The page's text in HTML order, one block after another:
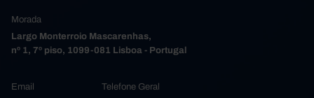
Morada
Largo Monterroio Mascarenhas,
nº 1, 7º piso, 1099-081 Lisboa - Portugal
Email
Telefone Geral